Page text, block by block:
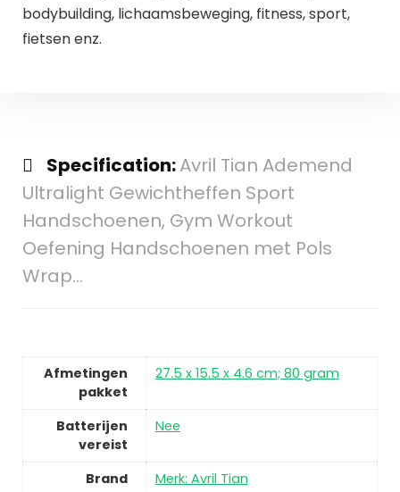
bodybuilding, lichaamsbeweging, fitness, sport,
fietsen enz.
Specification:Avril Tian Ademend
Ultralight Gewichtheffen Sport
Handschoenen, Gym Workout
Oefening Handschoenen met Pols
Wrap…
Afmetingen
pakket
27.5 x 15.5 x 4.6 cm; 80 gram
Batterijen
vereist
Nee
Brand Merk: Avril Tian